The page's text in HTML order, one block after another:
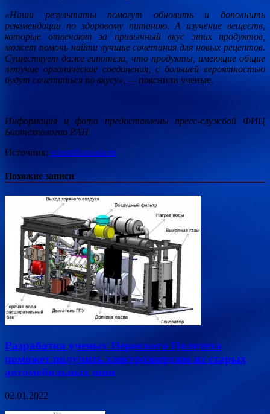
«Наши результаты помогут обновить и дополнить
рекомендации по здоровому питанию. А изучение веществ,
которые отвечают за привычный вкус этих продуктов,
может помочь найти лучшие сочетания для новых рецептов.
Существует даже гипотеза, что продукты, имеющие общие
летучие органические соединения, с большей вероятностью
будут сочетаться по вкусу», —пояснили ученые.
Информация и фото предоставлены пресс-службой ФИЦ
Биотехнологии РАН
Источник: scientificrussia.ru
Похожие записи
Разработка ученых Пермского Политеха
поможет получить электроэнергию из старых
автомобильных шин
02.01.2022